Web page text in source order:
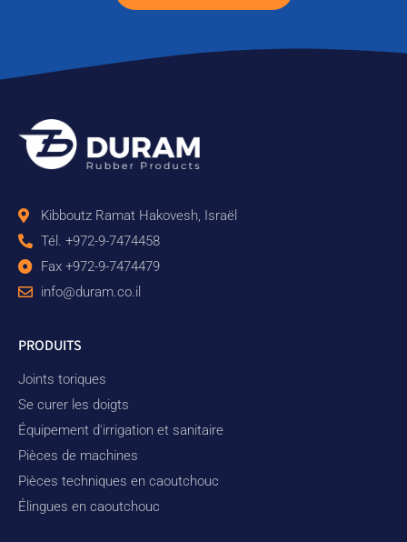
Kibboutz Ramat Hakovesh, Israël
Tél. +972-9-7474458
Fax +972-9-7474479
info@duram.co.il
PRODUITS
Joints toriques
Se curer les doigts
Équipement d'irrigation et sanitaire
Pièces de machines
Pièces techniques en caoutchouc
Élingues en caoutchouc